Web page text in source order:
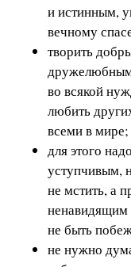
и истинным,
вечному
творить
во всякой
любить
всеми в мире;
для этого
уступчивым,
не мстить, а
ненавидящим
не быть
не нужно